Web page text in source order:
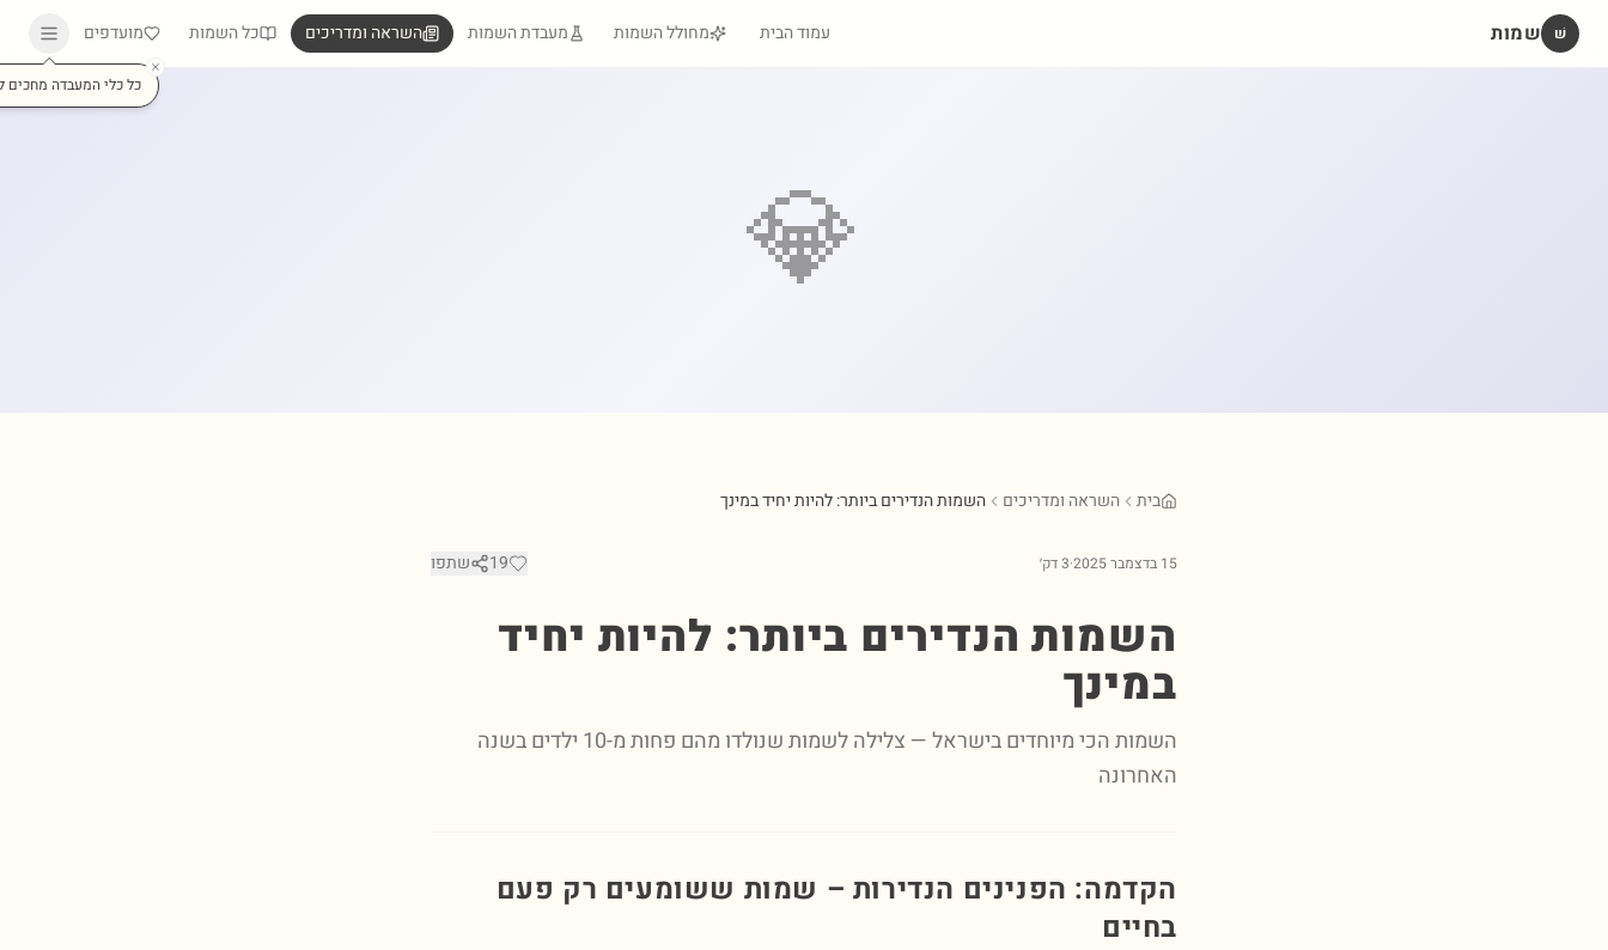
שׁ שמות עמוד הבית מחולל השמות מעבדת השמות השראה ומדריכים כל השמות מועדפים
כל כלי המעבדה מחכים
💎
בית השראה ומדריכים השמות הנדירים ביותר: להיות יחיד במינך
15 בדצמבר 2025 ·3 דק׳ 19 שתפו
השמות הנדירים ביותר: להיות יחיד
במינך
השמות הכי מיוחדים בישראל — צלילה לשמות שנולדו מהם פחות מ-10 ילדים בשנה
האחרונה
הקדמה: הפנינים הנדירות – שמות ששומעים רק פעם
בחיים